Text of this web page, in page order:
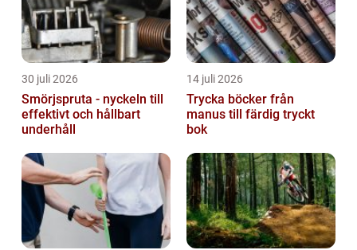
30 juli 2026
Smörjspruta - nyckeln till
effektivt och hållbart
underhåll
14 juli 2026
Trycka böcker från
manus till färdig tryckt
bok